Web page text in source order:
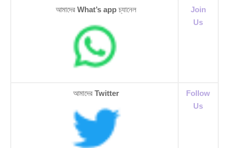
আমাদের What’s app চ্যানেল
Join
Us
আমাদের Twitter
Follow
Us